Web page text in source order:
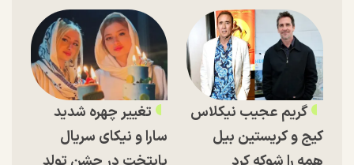
گریم عجیب نیکلاس
کیج و کریستین بیل
تغییر چهره شدید
سارا و نیکای سریال